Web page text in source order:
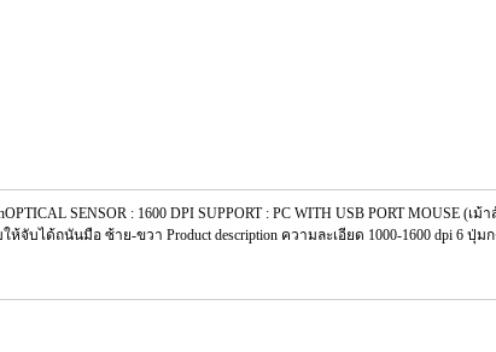
SENSOR : 1600 DPI SUPPORT : PC WITH USB PORT MOUSE (เม้
จับได้ถนันมือ ซ้าย-ขวา Product description ความละเอียด 1000-1600 dpi